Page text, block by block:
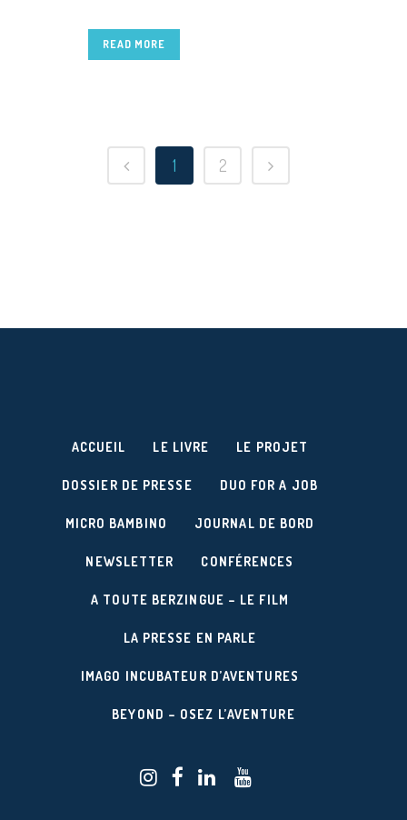
READ MORE
1 2
ACCUEIL LE LIVRE LE PROJET
DOSSIER DE PRESSE DUO FOR A JOB
MICRO BAMBINO JOURNAL DE BORD
NEWSLETTER CONFÉRENCES
A TOUTE BERZINGUE – LE FILM
LA PRESSE EN PARLE
IMAGO INCUBATEUR D’AVENTURES
BEYOND – OSEZ L’AVENTURE